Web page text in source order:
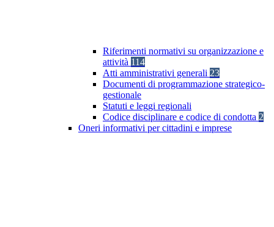
Riferimenti normativi su organizzazione e
attività 114
Atti amministrativi generali 23
Documenti di programmazione strategico-
gestionale
Statuti e leggi regionali
Codice disciplinare e codice di condotta 2
Oneri informativi per cittadini e imprese